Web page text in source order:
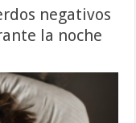
negativos
la noche